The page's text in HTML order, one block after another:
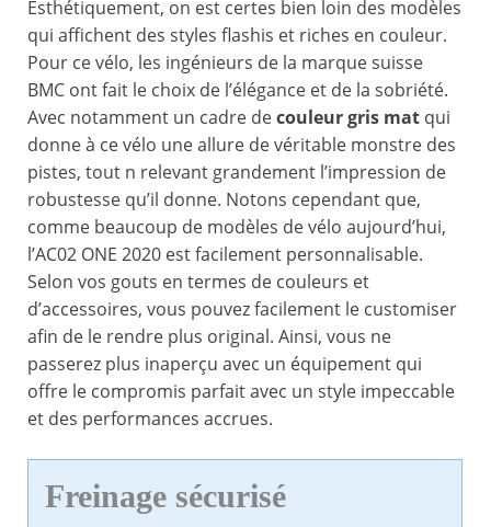
Esthétiquement, on est certes bien loin des modèles
qui affichent des styles flashis et riches en couleur.
Pour ce vélo, les ingénieurs de la marque suisse
BMC ont fait le choix de l’élégance et de la sobriété.
Avec notamment un cadre decouleur gris mat qui
donne à ce vélo une allure de véritable monstre des
pistes, tout n relevant grandement l’impression de
robustesse qu’il donne. Notons cependant que,
comme beaucoup de modèles de vélo aujourd’hui,
l’AC02 ONE 2020 est facilement personnalisable.
Selon vos gouts en termes de couleurs et
d’accessoires, vous pouvez facilement le customiser
afin de le rendre plus original. Ainsi, vous ne
passerez plus inaperçu avec un équipement qui
offre le compromis parfait avec un style impeccable
et des performances accrues.
Freinage sécurisé